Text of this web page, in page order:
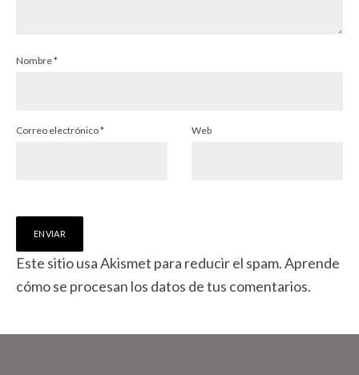
Nombre*
Correo electrónico* Web
Este sitio usa Akismet para reducir el spam.Aprende
cómo se procesan los datos de tus comentarios.